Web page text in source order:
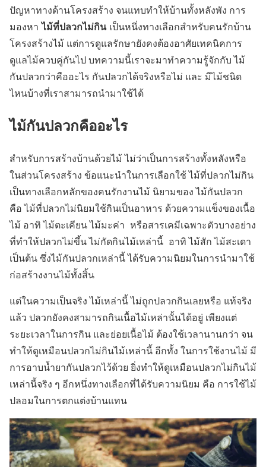
ปัญหาทางด้านโครงสร้าง จนแทบทำให้บ้านทั้งหลังพัง การ
มองหาไม้ที่ปลวกไม่กินเป็นหนึ่งทางเลือกสำหรับคนรักบ้าน
โครงสร้างไม้ แต่การดูแลรักษายังคงต้องอาศัยเทคนิคการ
ดูแลไม้ควบคู่กันไป บทความนี้เราจะมาทำความรู้จักกับ ไม้
กันปลวกว่าคืออะไร กันปลวกได้จริงหรือไม่ และ มีไม้ชนิด
ไหนบ้างที่เราสามารถนำมาใช้ได้
ไม้กันปลวกคืออะไร
สำหรับการสร้างบ้านด้วยไม้ ไม่ว่าเป็นการสร้างทั้งหลังหรือ
ในส่วนโครงสร้าง ข้อแนะนำในการเลือกใช้ ไม้ที่ปลวกไม่กิน
เป็นทางเลือกหลักของคนรักงานไม้ นิยามของ ไม้กันปลวก
คือ ไม้ที่ปลวกไม่นิยมใช้กินเป็นอาหาร ด้วยความแข็งของเนื้อ
ไม้ อาทิ ไม้ตะเคียน ไม้มะค่า หรือสารเคมีเฉพาะตัวบางอย่าง
ที่ทำให้ปลวกไม่ขึ้น ไม่กัดกินไม้เหล่านี้ อาทิ ไม้สัก ไม้สะเดา
เป็นต้น ซึ่งไม้กันปลวกเหล่านี้ ได้รับความนิยมในการนำมาใช้
ก่อสร้างงานไม้ทั้งสิ้น
แต่ในความเป็นจริง ไม้เหล่านี้ ไม่ถูกปลวกกินเลยหรือ แท้จริง
แล้ว ปลวกยังคงสามารถกินเนื้อไม้เหล่านั้นได้อยู่ เพียงแต่
ระยะเวลาในการกิน และย่อยเนื้อไม้ ต้องใช้เวลานานกว่า จน
ทำให้ดูเหมือนปลวกไม่กินไม้เหล่านี้ อีกทั้ง ในการใช้งานไม้ มี
การอาบน้ำยากันปลวกไว้ด้วย ยิ่งทำให้ดูเหมือนปลวกไม่กินไม้
เหล่านี้จริง ๆ อีกหนึ่งทางเลือกที่ได้รับความนิยม คือ การใช้ไม้
ปลอมในการตกแต่งบ้านแทน